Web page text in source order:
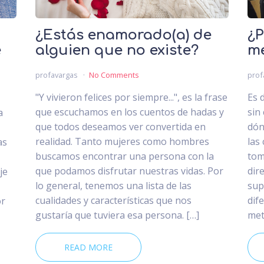
¿Estás enamorado(a) de
alguien que no existe?
profavargas No Comments
"Y vivieron felices por siempre...", es la frase
que escuchamos en los cuentos de hadas y
que todos deseamos ver convertida en
realidad. Tanto mujeres como hombres
buscamos encontrar una persona con la
que podamos disfrutar nuestras vidas. Por
lo general, tenemos una lista de las
cualidades y características que nos
gustaría que tuviera esa persona. […]
READ MORE
Es
sin
las